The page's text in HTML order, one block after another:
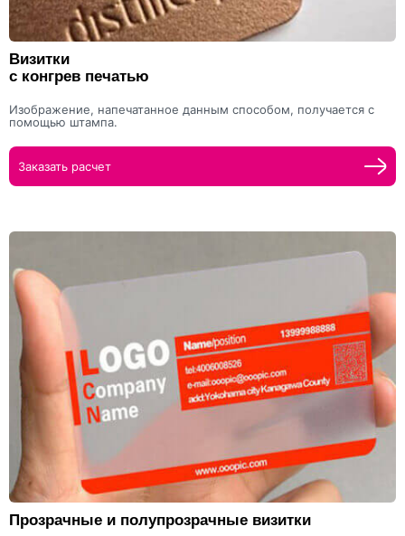
Визитки
с конгрев печатью
Изображение, напечатанное данным способом, получается с
помощью штампа.
Заказать расчет
Прозрачные и полупрозрачные визитки